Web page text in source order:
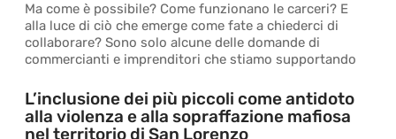
Ma come è possibile? Come funzionano le carceri? E
alla luce di ciò che emerge come fate a chiederci di
collaborare? Sono solo alcune delle domande di
commercianti e imprenditori che stiamo supportando
L’inclusione dei più piccoli come antidoto
alla violenza e alla sopraffazione mafiosa
nel territorio di San Lorenzo